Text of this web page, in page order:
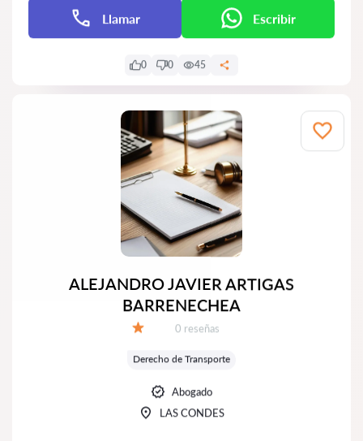
Llamar Escribir
0 0 45
ALEJANDRO JAVIER ARTIGAS
BARRENECHEA
Número de reseñas:
0 reseñas
Derecho de Transporte
Abogado
LAS CONDES